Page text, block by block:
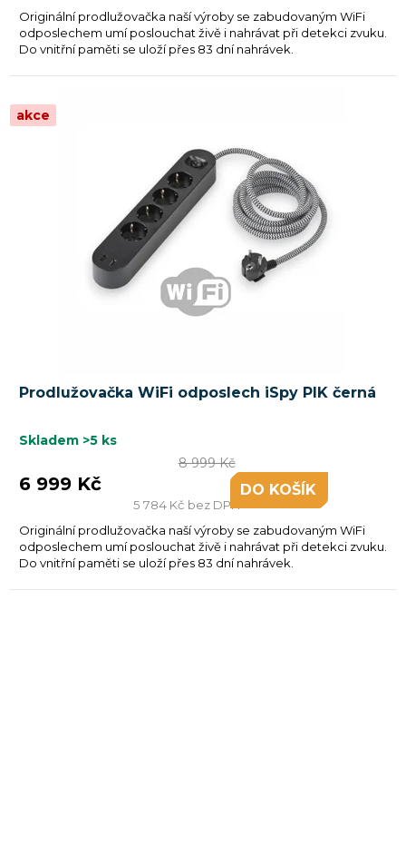
Originální prodlužovačka naší výroby se zabudovaným WiFi
odposlechem umí poslouchat živě i nahrávat při detekci zvuku.
Do vnitřní paměti se uloží přes 83 dní nahrávek.
akce
Prodlužovačka WiFi odposlech iSpy PIK černá
Skladem >5 ks
5 784 Kč bez DPH
6 999 Kč
8 999 Kč
DO KOŠÍKU
Originální prodlužovačka naší výroby se zabudovaným WiFi
odposlechem umí poslouchat živě i nahrávat při detekci zvuku.
Do vnitřní paměti se uloží přes 83 dní nahrávek.